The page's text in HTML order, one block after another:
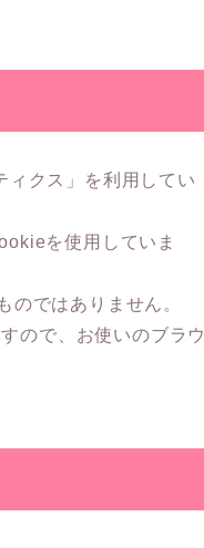
クス」を利用してい
を使用していま
のではありません。
ので、お使いのブラウ